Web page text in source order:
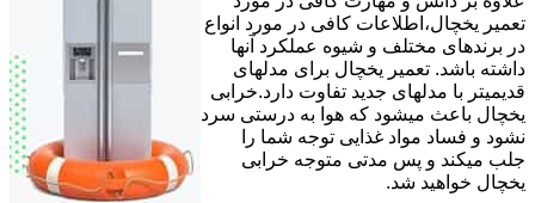
تعمیر یخچال،اطلاعات کافی در مورد انواع
در برندهای مختلف و شیوه عملکرد آنها
داشته باشد. تعمیر یخچال برای مدلهای
قدیمیتر با مدل‍های جدید تفاوت دارد.خرابی
یخچال باعث میشود که هوا به درستی سرد
نشود و فساد مواد غذایی توجه شما را
جلب میکند و پس مدتی متوجه خرابی
یخچال خواهید شد.